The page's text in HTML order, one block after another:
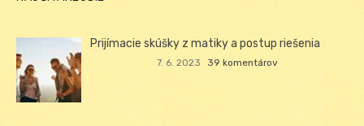
Prijímacie skúšky z matiky a postup riešenia
7. 6. 2023 39 komentárov